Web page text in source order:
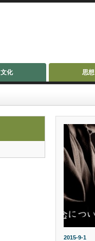
文化 思想
2015-9-1